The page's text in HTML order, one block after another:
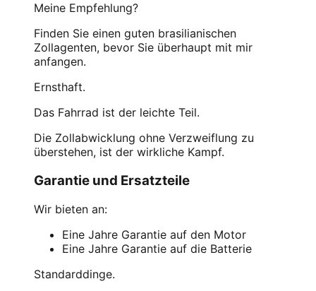
Meine Empfehlung?
Finden Sie einen guten brasilianischen
Zollagenten, bevor Sie überhaupt mit mir
anfangen.
Ernsthaft.
Das Fahrrad ist der leichte Teil.
Die Zollabwicklung ohne Verzweiflung zu
überstehen, ist der wirkliche Kampf.
Garantie und Ersatzteile
Wir bieten an:
Eine Jahre Garantie auf den Motor
Eine Jahre Garantie auf die Batterie
Standarddinge.